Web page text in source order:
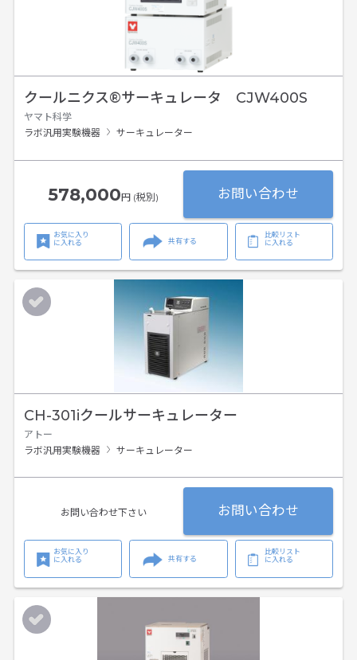
クールニクス®サーキュレータ CJW400S
ヤマト科学
ラボ汎用実験機器
サーキュレーター
578,000円 (税別) お問い合わせ
お気に入り
に入れる
共有する
比較リスト
に入れる
CH-301iクールサーキュレーター
アトー
ラボ汎用実験機器
サーキュレーター
お問い合わせ下さい お問い合わせ
お気に入り
に入れる
共有する
比較リスト
に入れる